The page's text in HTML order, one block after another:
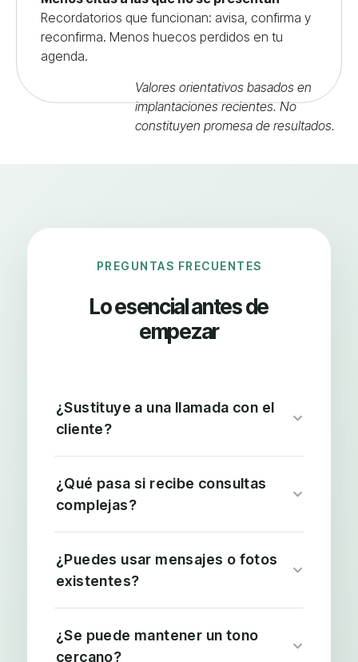
Recordatorios que funcionan: avisa, confirma y
reconfirma. Menos huecos perdidos en tu
agenda.
Valores orientativos basados en
implantaciones recientes. No
constituyen promesa de resultados.
PREGUNTAS FRECUENTES
Lo esencial antes de
empezar
¿Sustituye a una llamada con el
cliente?
¿Qué pasa si recibe consultas
complejas?
¿Puedes usar mensajes o fotos
existentes?
¿Se puede mantener un tono
cercano?